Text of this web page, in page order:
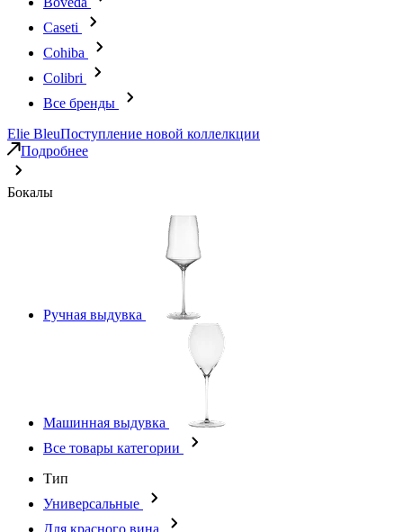
Caseti
Cohiba
Colibri
Все бренды
Elie BleuПоступление новой коллелкции
Подробнее
Бокалы
Ручная выдувка
Машинная выдувка
Все товары категории
Тип
Универсальные
Для красного вина